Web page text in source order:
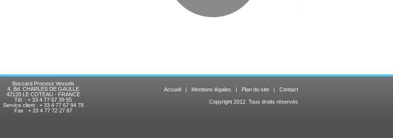
Boccard Process Vessels
4, Bd. CHARLES DE GAULLE
42120 LE COTEAU - FRANCE
Tél. : + 33 4 77 67 39 55
Service client : + 33 4 77 67 94 78
Fax : + 33 4 77 72 27 87
Accueil| Mentions légales | Plan du site| Contact
Copyright 2012. Tous droits réservés